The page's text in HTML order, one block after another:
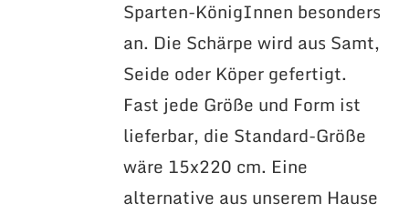
Sparten-KönigInnen besonders
an. Die Schärpe wird aus Samt,
Seide oder Köper gefertigt.
Fast jede Größe und Form ist
lieferbar, die Standard-Größe
wäre 15x220 cm. Eine
alternative aus unserem Hause